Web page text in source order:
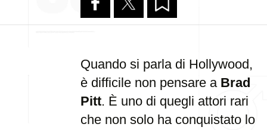
Quando si parla di Hollywood,
è difficile non pensare a Brad
Pitt. È uno di quegli attori rari
che non solo ha conquistato lo